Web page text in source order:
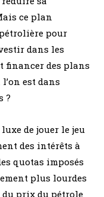
ce plan
pour
dans les
financer des plans
est dans
?
de jouer le jeu
des intérêts à
quotas imposés
plus lourdes
prix du pétrole